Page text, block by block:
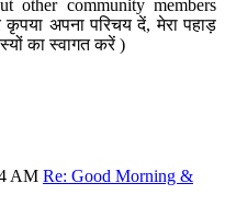
other community members
अपना परिचय दें, मेरा पहाड़
का स्वागत करें )
AM Re: Good Morning &